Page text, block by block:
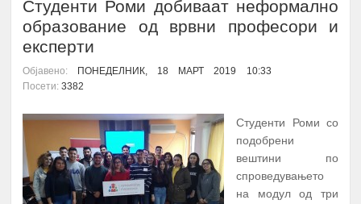
Студенти Роми добиваат неформално
образование од врвни професори и
експерти
Објавено:
ПОНЕДЕЛНИК, 18 МАРТ 2019 10:33
Посети: 3382
Студенти Роми со
подобрени
вештини по
спроведувањето
на модул од три